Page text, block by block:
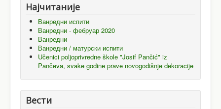
Најчитаније
Ванредни испити
Ванредни - фебруар 2020
Ванредни
Ванредни / матурски испити
Učenici poljoprivredne škole "Josif Pančić" iz
Pančeva, svake godine prave novogodišnje dekoracije
Вести